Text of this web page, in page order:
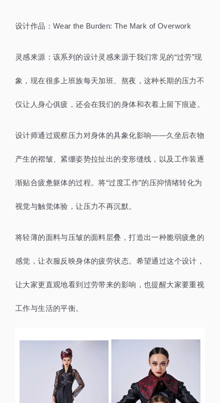
设计作品：Wear the Burden: The Mark of Overwork
灵感来源：该系列的设计灵感来源于我们常见的“过劳”现
象，现在很多上班族每天加班、熬夜，这种长期的压力不
仅让人身心俱疲，还会在我们的身体和衣着上留下痕迹。
设计师通过观察压力对身体的具象化影响——久坐后衣物
产生的褶皱、紧绷姿势拉扯出的变形缝线，以及工作装逐
渐贴合疲惫躯体的过程。将“过度工作”的压抑情绪转化为
视觉与触觉体验，让压力不再沉默。
将轻薄的面料与压皱的面料层叠，打造出一种脆弱疲惫的
感觉，让衣服反映身体的疲劳状态。希望通过这个设计，
让大家更直观地看到过劳带来的影响，也提醒大家要重视
工作与生活的平衡。